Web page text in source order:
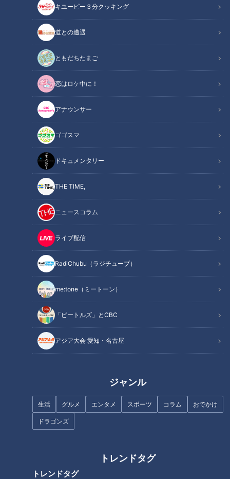
キユーピー３分クッキング
道との遭遇
ともだちたまご
恋はロケ中に！
アナウンサー
ゴゴスマ
ドキュメンタリー
THE TIME,
ニュースコラム
ライブ配信
RadiChubu（ラジチューブ）
me:tone（ミートーン）
「ビートルズ」とCBC
アジア大会 愛知・名古屋
ジャンル
生活 グルメ エンタメ スポーツ コラム おでかけ
ドラゴンズ
トレンドタグ
トレンドタグ
「黒長靴「白底付大長」」提供：有限会社 伊藤ウロコ
この記事の画像
この記事を見たあなたへのおすすめ